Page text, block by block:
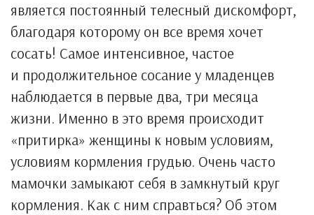
является постоянный телесный дискомфорт,
благодаря которому он все время хочет
сосать! Самое интенсивное, частое
и продолжительное сосание у младенцев
наблюдается в первые два, три месяца
жизни. Именно в это время происходит
«притирка» женщины к новым условиям,
условиям кормления грудью. Очень часто
мамочки замыкают себя в замкнутый круг
кормления. Как с ним справться? Об этом